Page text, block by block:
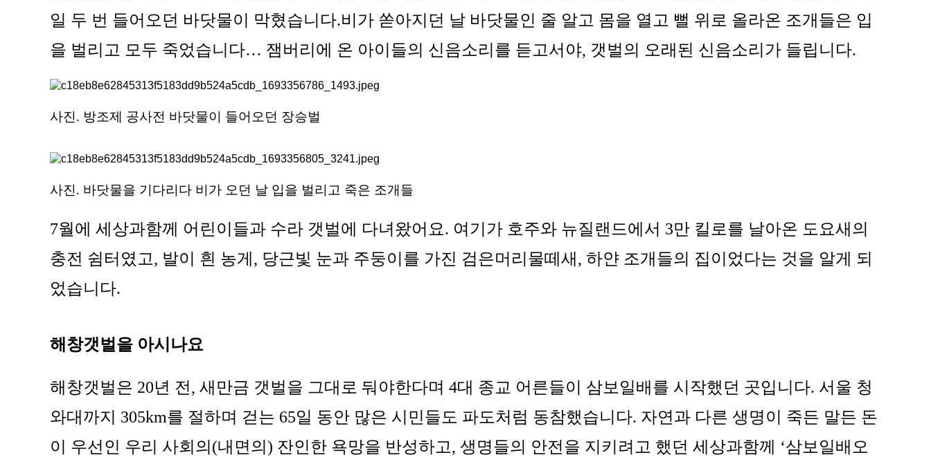
일 두 번 들어오던 바닷물이 막혔습니다.비가 쏟아지던 날 바닷물인 줄 알고 몸을 열고 뻘 위로 올라온 조개들은 입
을 벌리고 모두 죽었습니다… 잼버리에 온 아이들의 신음소리를 듣고서야, 갯벌의 오래된 신음소리가 들립니다.
사진. 방조제 공사전 바닷물이 들어오던 장승벌
사진. 바닷물을 기다리다 비가 오던 날 입을 벌리고 죽은 조개들
7월에 세상과함께 어린이들과 수라 갯벌에 다녀왔어요. 여기가 호주와 뉴질랜드에서 3만 킬로를 날아온 도요새의
충전 쉼터였고, 발이 흰 농게, 당근빛 눈과 주둥이를 가진 검은머리물떼새, 하얀 조개들의 집이었다는 것을 알게 되
었습니다.
해창갯벌을 아시나요
해창갯벌은 20년 전, 새만금 갯벌을 그대로 둬야한다며 4대 종교 어른들이 삼보일배를 시작했던 곳입니다. 서울 청
와대까지 305km를 절하며 걷는 65일 동안 많은 시민들도 파도처럼 동참했습니다. 자연과 다른 생명이 죽든 말든 돈
이 우선인 우리 사회의(내면의) 잔인한 욕망을 반성하고, 생명들의 안전을 지키려고 했던 세상과함께 ‘삼보일배오